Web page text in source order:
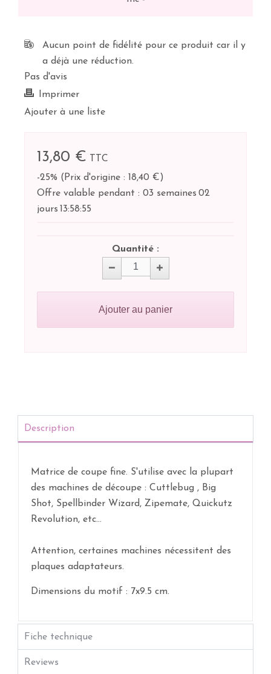
Aucun point de fidélité pour ce produit car il y
a déjà une réduction.
Pas d'avis
Imprimer
Ajouter à une liste
13,80 €
TTC
-25% ( Prix d'origine : 18,40 €)
Offre valable pendant : 03 semaines 02
jours 13:58:54
Quantité :
Ajouter au panier
Description
Matrice de coupe fine. S'utilise avec la plupart
des machines de découpe : Cuttlebug , Big
Shot, Spellbinder Wizard, Zipemate, Quickutz
Revolution, etc...
Attention, certaines machines nécessitent des
plaques adaptateurs.
Dimensions du motif : 7x9.5 cm.
Fiche technique
Reviews